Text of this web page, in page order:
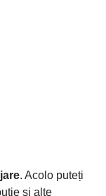
. Acolo puteți
și alte